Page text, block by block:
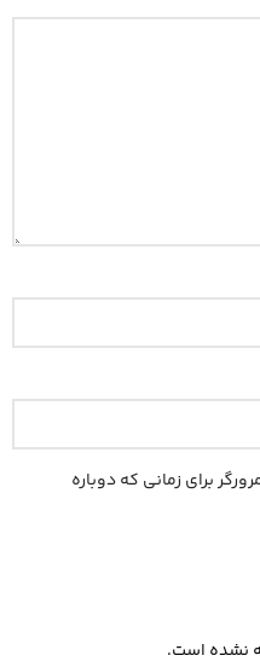
نشده است.
برای زمانی که دوباره